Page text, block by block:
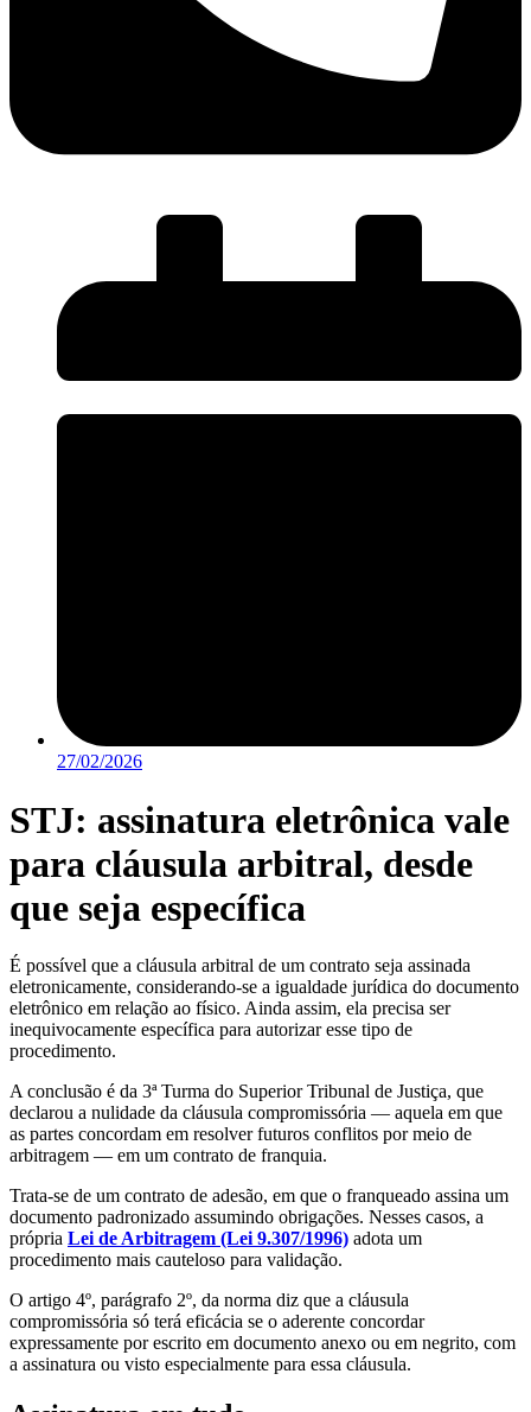
27/02/2026
STJ: assinatura eletrônica vale
para cláusula arbitral, desde
que seja específica
É possível que a cláusula arbitral de um contrato seja assinada
eletronicamente, considerando-se a igualdade jurídica do documento
eletrônico em relação ao físico. Ainda assim, ela precisa ser
inequivocamente específica para autorizar esse tipo de
procedimento.
A conclusão é da 3ª Turma do Superior Tribunal de Justiça, que
declarou a nulidade da cláusula compromissória — aquela em que
as partes concordam em resolver futuros conflitos por meio de
arbitragem — em um contrato de franquia.
Trata-se de um contrato de adesão, em que o franqueado assina um
documento padronizado assumindo obrigações. Nesses casos, a
própria Lei de Arbitragem (Lei 9.307/1996) adota um
procedimento mais cauteloso para validação.
O artigo 4º, parágrafo 2º, da norma diz que a cláusula
compromissória só terá eficácia se o aderente concordar
expressamente por escrito em documento anexo ou em negrito, com
a assinatura ou visto especialmente para essa cláusula.